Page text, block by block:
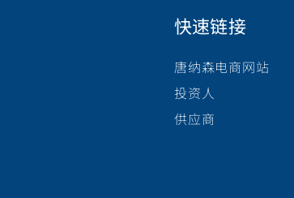
快速链接
唐纳森电商网站
投资人
供应商